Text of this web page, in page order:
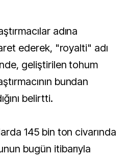
adına
ederek, "royalti" adı
geliştirilen tohum
bundan
belirtti.
145 bin ton civarında
bugün itibarıyla